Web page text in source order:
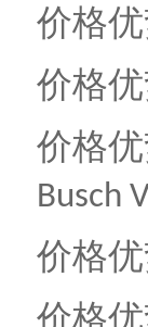
价格
价格
价格
Busch
价格
价格